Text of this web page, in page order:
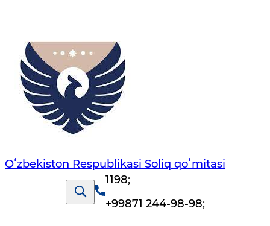
Oʻzbekiston Respublikasi Soliq qoʻmitasi
1198;
+99871 244-98-98;